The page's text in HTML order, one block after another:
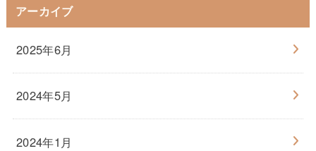
アーカイブ
2025年6月
2024年5月
2024年1月